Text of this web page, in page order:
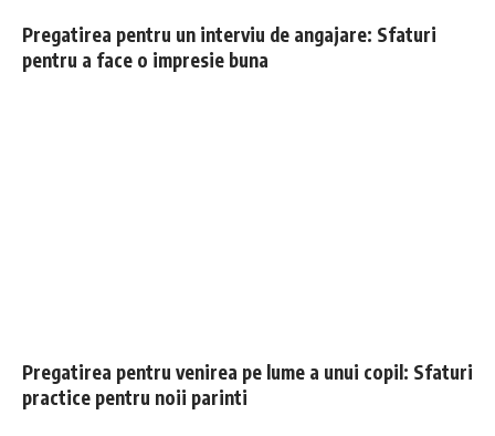
Pregatirea pentru un interviu de angajare: Sfaturi
pentru a face o impresie buna
Pregatirea pentru venirea pe lume a unui copil: Sfaturi
practice pentru noii parinti